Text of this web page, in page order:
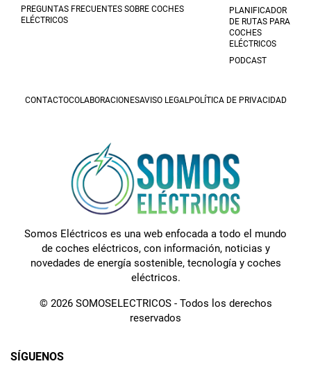
PREGUNTAS FRECUENTES SOBRE COCHES
ELÉCTRICOS
PLANIFICADOR
DE RUTAS PARA
COCHES
ELÉCTRICOS
PODCAST
CONTACTOCOLABORACIONESAVISO LEGALPOLÍTICA DE PRIVACIDAD
Somos Eléctricos es una web enfocada a todo el mundo
de coches eléctricos, con información, noticias y
novedades de energía sostenible, tecnología y coches
eléctricos.
© 2026 SOMOSELECTRICOS - Todos los derechos
reservados
SÍGUENOS